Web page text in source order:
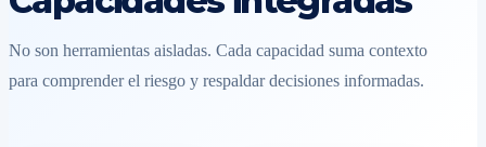
No son herramientas aisladas. Cada capacidad suma contexto
para comprender el riesgo y respaldar decisiones informadas.